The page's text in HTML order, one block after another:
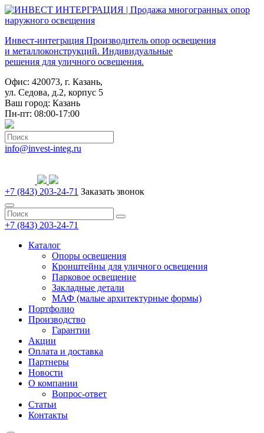
Инвест-интеграция Производитель опор освещения
и металлоконструкций. Индивидуальные
решения для уличного освещения.
Офис: 420073, г. Казань,
ул. Седова, д.2, корпус 5
Ваш город: Казань
Пн-пт: 08:00-17:00
info@invest-integ.ru
+7 (843) 203-24-71 Заказать звонок
+7 (843) 203-24-71
Каталог
Опоры освещения
Кронштейны для уличного освещения
Парковое освещение
Закладные детали
МАФ (малые архитектурные формы)
Портфолио
Производство
Гарантии
Акции
Оплата и доставка
Партнеры
Новости
О компании
Вопрос-ответ
Статьи
Контакты